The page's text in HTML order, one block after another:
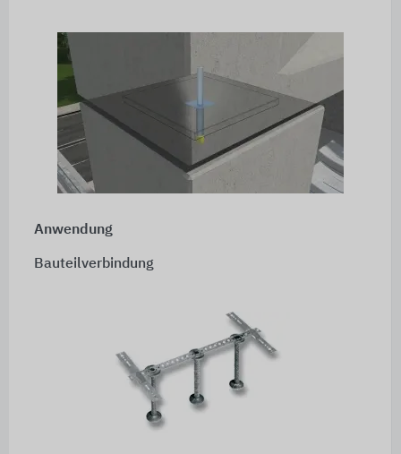
Anwendung
Bauteilverbindung